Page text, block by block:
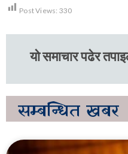
Post Views: 330
यो समाचार पढेर
सम्बन्धित खबर